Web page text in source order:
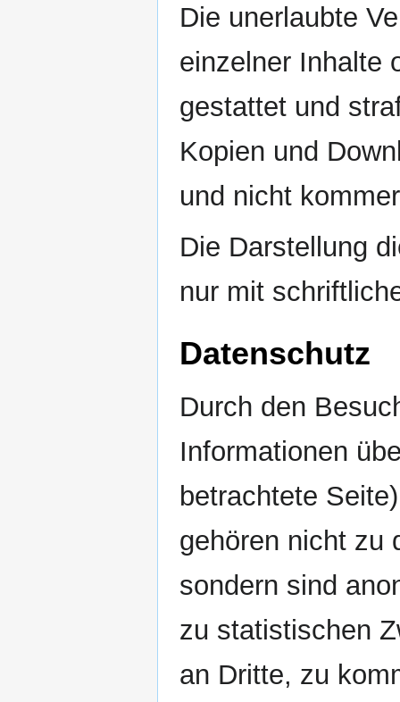
Die unerlaubte
einzelner Inhalte
gestattet und
Kopien und
und nicht
Die Darstellung
nur mit
Datenschutz
Durch den
Informationen
betrachtete
gehören nicht zu
sondern sind
zu statistischen
an Dritte, zu